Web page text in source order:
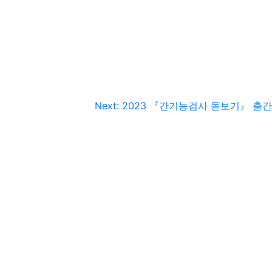
Next: 2023 『간기능검사 돋보기』 출간